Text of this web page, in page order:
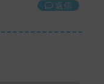
返信